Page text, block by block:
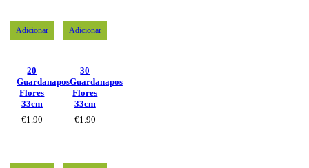
Adicionar
20
Guardanapos
Flores
33cm
€1.90
Adicionar
30
Guardanapos
Flores
33cm
€1.90